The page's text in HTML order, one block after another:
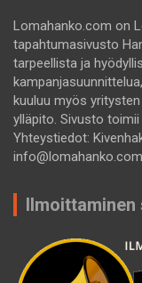
Lomahanko.com on
tapahtumasivusto
tarpeellista ja
kuuluu myös
ylläpito. Sivusto
Yhteystiedot: